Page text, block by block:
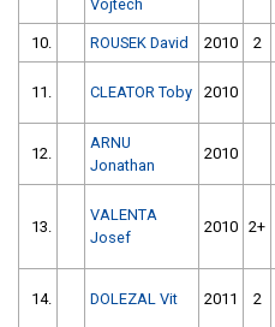
Vojtech
10. ROUSEK David 2010 2
11. CLEATOR Toby 2010
12.
ARNU
Jonathan
2010
13.
VALENTA
Josef
2010 2+
14. DOLEZAL Vit 2011 2